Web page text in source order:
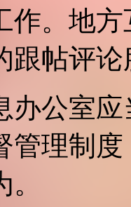
作。地
跟帖评
办公室
管理制